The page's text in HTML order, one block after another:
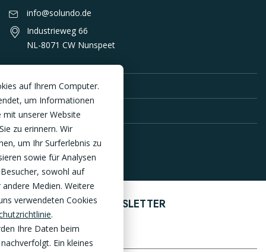
info@solundo.de
Industrieweg 66
NL-8071 CW Nunspeet
PRODUKTE
SERVICE DE
ANMELDEN ZUM NEWSLETTER
auf Ihrem Computer.
um Informationen
mit unserer Website
zu erinnern. Wir
um Ihr Surferlebnis zu
sowie für Analysen
sowohl auf
Medien. Weitere
verwendeten Cookies
.
Ihre Daten beim
Ein kleines